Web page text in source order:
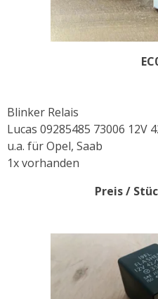
Blinker Relais
Lucas 09285485 73006 12V
u.a. für Opel, Saab
1x vorhanden
Preis /